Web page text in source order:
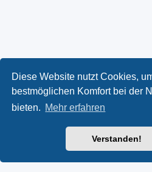
Diese Website nutzt Cookies,
bestmöglichen Komfort bei der
bieten. Mehr erfahren
Verstanden!